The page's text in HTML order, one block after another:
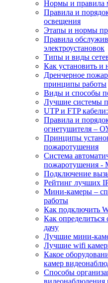
Нормы и правила
Правила и
освещения
Этапы и нормы
Правила
электроустановок
Типы и виды
Как установить и
Дренчерное
принципы работы
Виды и способы
Лучшие системы
UTP и FTP
Правила и
огнетушителя –
Принципы
пожаротушения
Система
пожаротушения -
Подключение
Рейтинг лучших
Мини-камеры –
работы
Как подключить
Как
дачу
Лучшие мини-
Лучшие wifi
Какое
камер
Способы
видеонаблюдения